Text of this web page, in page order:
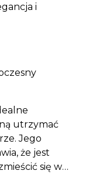
i
utrzymać
Jego
że jest
się w